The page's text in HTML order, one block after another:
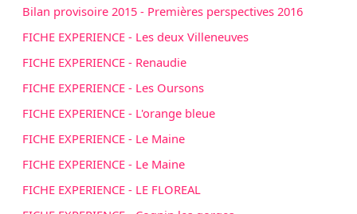
Bilan provisoire 2015 - Premières perspectives 2016
FICHE EXPERIENCE - Les deux Villeneuves
FICHE EXPERIENCE - Renaudie
FICHE EXPERIENCE - Les Oursons
FICHE EXPERIENCE - L'orange bleue
FICHE EXPERIENCE - Le Maine
FICHE EXPERIENCE - Le Maine
FICHE EXPERIENCE - LE FLOREAL